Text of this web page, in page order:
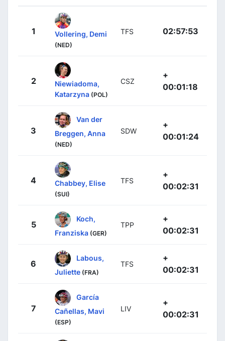
1 Vollering, Demi
(NED)
TFS 02:57:53
2
Niewiadoma,
Katarzyna (POL)
CSZ
+
00:01:18
3
Van der
Breggen, Anna
(NED)
SDW
+
00:01:24
4 Chabbey, Elise
(SUI)
TFS
+
00:02:31
5
Koch,
Franziska (GER)
TPP
+
00:02:31
6
Labous,
Juliette (FRA)
TFS
+
00:02:31
7
García
Cañellas, Mavi
(ESP)
LIV
+
00:02:31